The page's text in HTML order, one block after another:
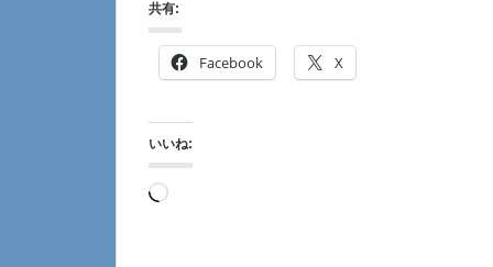
共有:
Facebook X
いいね:
読